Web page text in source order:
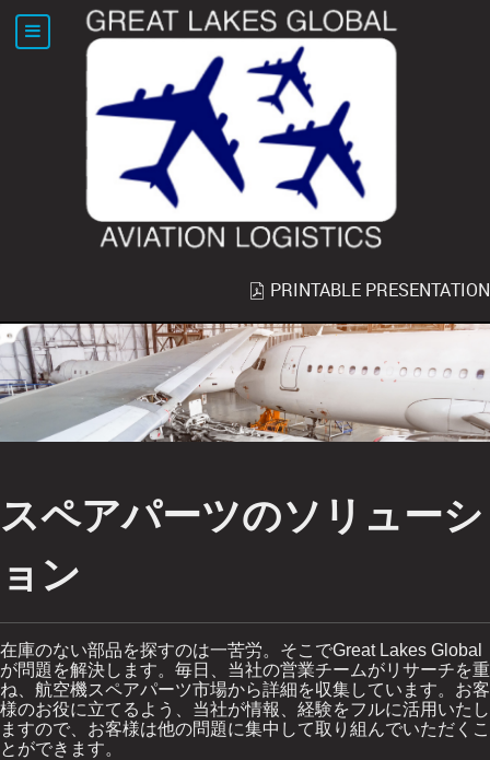
PRINTABLE PRESENTATION
スペアパーツのソリューシ
ョン
在庫のない部品を探すのは一苦労。そこでGreat Lakes Global
が問題を解決します。毎日、当社の営業チームがリサーチを重
ね、航空機スペアパーツ市場から詳細を収集しています。お客
様のお役に立てるよう、当社が情報、経験をフルに活用いたし
ますので、お客様は他の問題に集中して取り組んでいただくこ
とができます。